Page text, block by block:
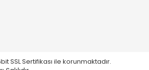
SSL Sertifikası ile korunmaktadır.